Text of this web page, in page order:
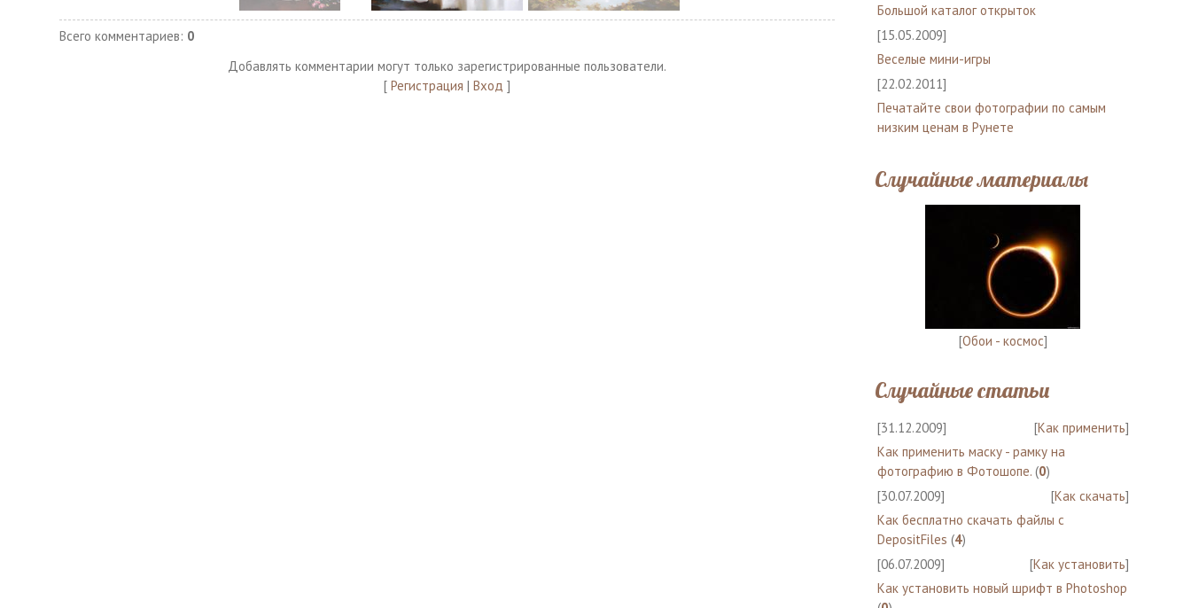
Всего комментариев: 0
Добавлять комментарии могут только зарегистрированные пользователи.
[ Регистрация | Вход ]
Большой каталог открыток
[15.05.2009]
Веселые мини-игры
[22.02.2011]
Печатайте свои фотографии по самым
низким ценам в Рунете
Случайные материалы
[Обои - космос]
Случайные статьи
[31.12.2009] [Как применить]
Как применить маску - рамку на
фотографию в Фотошопе. (0)
[30.07.2009]
[Как скачать]
Как бесплатно скачать файлы с
DepositFiles (4)
[06.07.2009]
[Как установить]
Как установить новый шрифт в Photoshop